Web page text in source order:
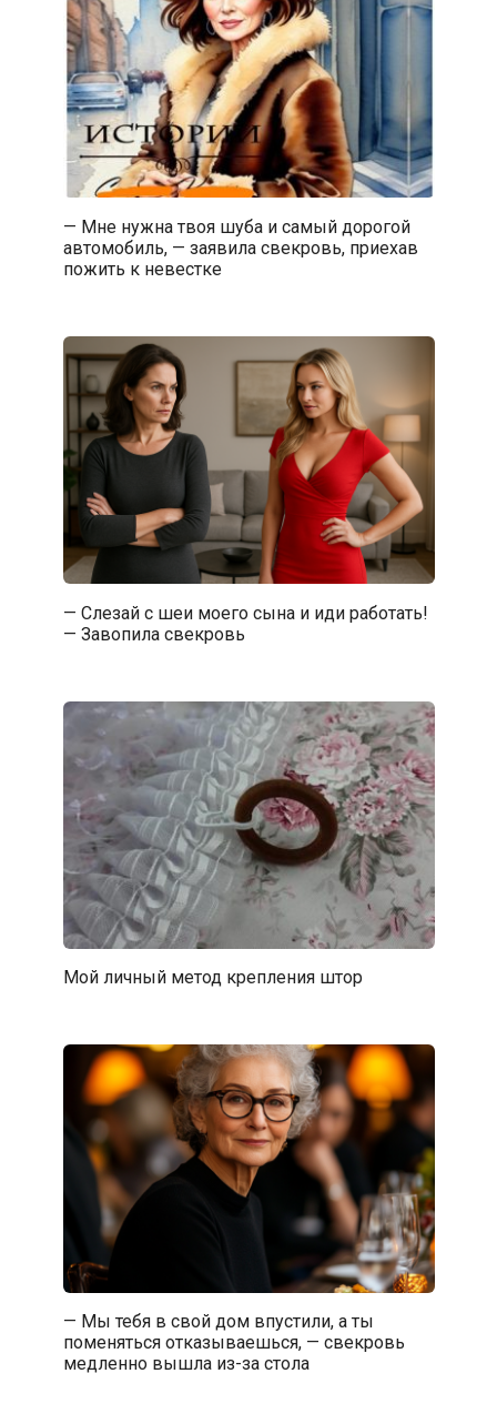
— Мне нужна твоя шуба и самый дорогой
автомобиль, — заявила свекровь, приехав
пожить к невестке
— Слезай с шеи моего сына и иди работать!
— Завопила свекровь
Мой личный метод крепления штор
— Мы тебя в свой дом впустили, а ты
поменяться отказываешься, — свекровь
медленно вышла из-за стола